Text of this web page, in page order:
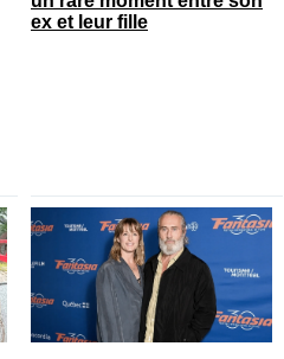
ex et leur fille